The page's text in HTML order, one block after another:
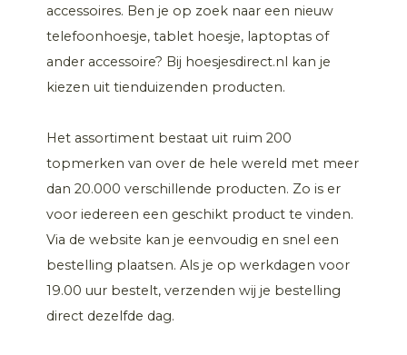
accessoires. Ben je op zoek naar een nieuw
telefoonhoesje, tablet hoesje, laptoptas of
ander accessoire? Bij hoesjesdirect.nl kan je
kiezen uit tienduizenden producten.
Het assortiment bestaat uit ruim 200
topmerken van over de hele wereld met meer
dan 20.000 verschillende producten. Zo is er
voor iedereen een geschikt product te vinden.
Via de website kan je eenvoudig en snel een
bestelling plaatsen. Als je op werkdagen voor
19.00 uur bestelt, verzenden wij je bestelling
direct dezelfde dag.